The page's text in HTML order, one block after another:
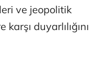
ve jeopolitik
duyarlılığını